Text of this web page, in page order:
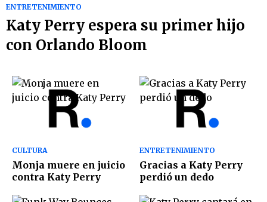
ENTRETENIMIENTO
Katy Perry espera su primer hijo
con Orlando Bloom
CULTURA
Monja muere en juicio
contra Katy Perry
ENTRETENIMIENTO
Gracias a Katy Perry
perdió un dedo